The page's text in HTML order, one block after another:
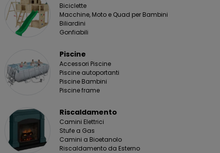
Biciclette
Macchine, Moto e Quad per Bambini
Biliardini
Gonfiabili
Piscine
Accessori Piscine
Piscine autoportanti
Piscine Bambini
Piscine frame
Riscaldamento
Camini Elettrici
Stufe a Gas
Camini a Bioetanolo
Riscaldamento da Esterno